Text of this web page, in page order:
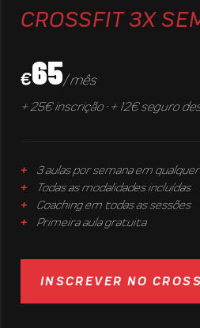
CROSSFIT 3X
€65/ mês
+ 25€ inscrição · + 12€ seguro
3 aulas por semana em
Todas as modalidades incluídas
Coaching em todas as sessões
Primeira aula gratuita
INSCREVER NO